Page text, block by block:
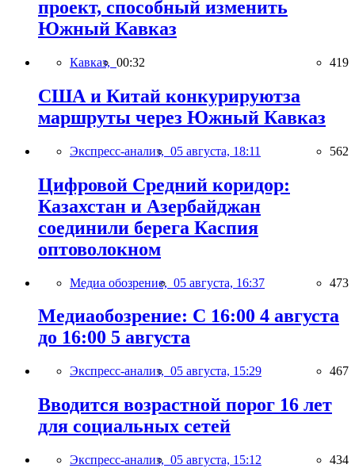
проект, способный изменить
Южный Кавказ
Кавказ, 00:32 419
США и Китай конкурируютза
маршруты через Южный Кавказ
Экспресс-анализ, 05 августа, 18:11 562
Цифровой Средний коридор:
Казахстан и Азербайджан
соединили берега Каспия
оптоволокном
Медиа обозрение, 05 августа, 16:37 473
Медиаобозрение: С 16:00 4 августа
до 16:00 5 августа
Экспресс-анализ, 05 августа, 15:29 467
Вводится возрастной порог 16 лет
для социальных сетей
Экспресс-анализ, 05 августа, 15:12 434